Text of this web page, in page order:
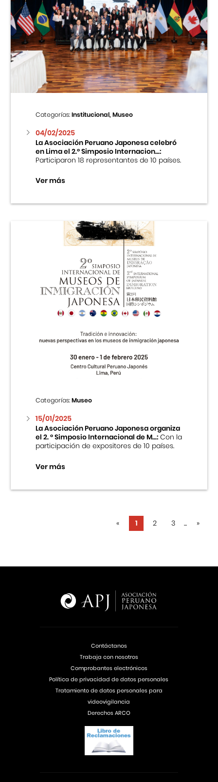
Categorías:Institucional, Museo
04/02/2025
La Asociación Peruano Japonesa celebró
en Lima el 2.º Simposio Internacion...:
Participaron 18 representantes de 10 países.
Ver más
Categorías:Museo
15/01/2025
La Asociación Peruano Japonesa organiza
el 2. ° Simposio Internacional de M...:Con la
participación de expositores de 10 países.
Ver más
« 1 2 3 ... »
Contáctanos
Trabaja con nosotros
Comprobantes electrónicos
Política de privacidad de datos personales
Tratamiento de datos personales para
videovigilancia
Derechos ARCO